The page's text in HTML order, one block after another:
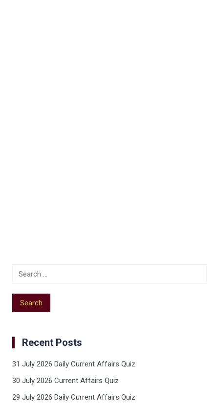
Recent Posts
31 July 2026 Daily Current Affairs Quiz
30 July 2026 Current Affairs Quiz
29 July 2026 Daily Current Affairs Quiz